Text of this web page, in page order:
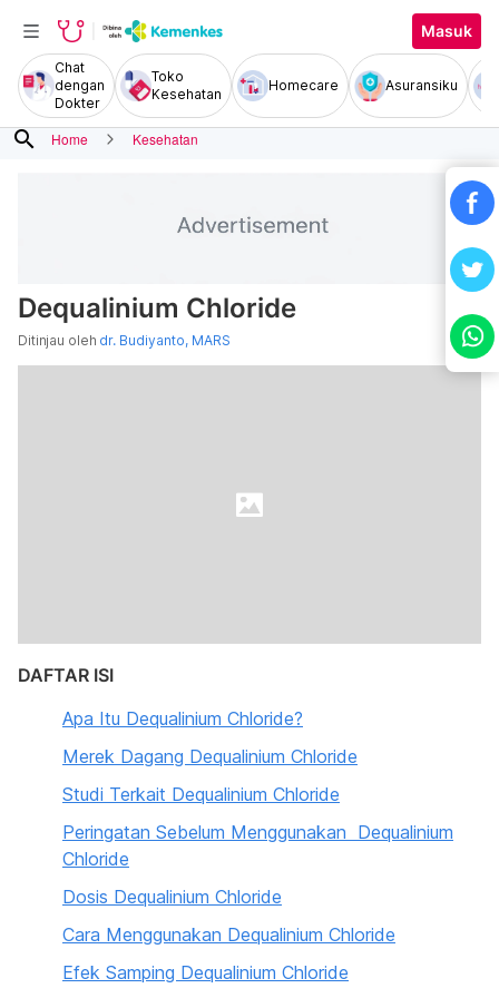
Masuk
Chat
dengan
Dokter
Toko
Kesehatan
Homecare Asuransiku
search Home Kesehatan
Dequalinium Chloride
Ditinjau oleh dr. Budiyanto, MARS
DAFTAR ISI
Apa Itu Dequalinium Chloride?
Merek Dagang Dequalinium Chloride
Studi Terkait Dequalinium Chloride
Peringatan Sebelum Menggunakan Dequalinium
Chloride
Dosis Dequalinium Chloride
Cara Menggunakan Dequalinium Chloride
Efek Samping Dequalinium Chloride